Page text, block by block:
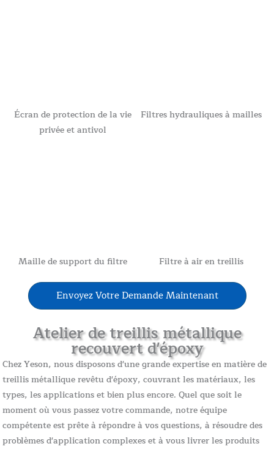
Écran de protection de la vie
privée et antivol
Filtres hydrauliques à mailles
Maille de support du filtre Filtre à air en treillis
Envoyez Votre Demande Maintenant
Atelier de treillis métallique
recouvert d'époxy
Chez Yeson, nous disposons d'une grande expertise en matière de
treillis métallique revêtu d'époxy, couvrant les matériaux, les
types, les applications et bien plus encore. Quel que soit le
moment où vous passez votre commande, notre équipe
compétente est prête à répondre à vos questions, à résoudre des
problèmes d'application complexes et à vous livrer les produits